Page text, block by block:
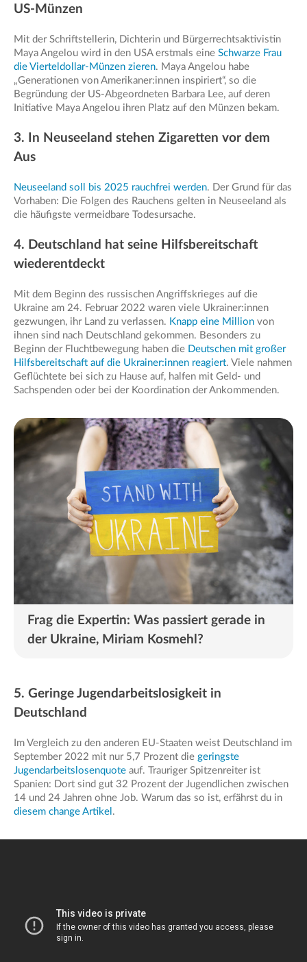
US-Münzen
Mit der Schriftstellerin, Dichterin und Bürgerrechtsaktivistin
Maya Angelou wird in den USA erstmals eine Schwarze Frau
die Vierteldollar-Münzen zieren. Maya Angelou habe
„Generationen von Amerikaner:innen inspiriert“, so die
Begründung der US-Abgeordneten Barbara Lee, auf deren
Initiative Maya Angelou ihren Platz auf den Münzen bekam.
3. In Neuseeland stehen Zigaretten vor dem
Aus
Neuseeland soll bis 2025 rauchfrei werden. Der Grund für das
Vorhaben: Die Folgen des Rauchens gelten in Neuseeland als
die häufigste vermeidbare Todesursache.
4. Deutschland hat seine Hilfsbereitschaft
wiederentdeckt
Mit dem Beginn des russischen Angriffskrieges auf die
Ukraine am 24. Februar 2022 waren viele Ukrainer:innen
gezwungen, ihr Land zu verlassen. Knapp eine Million von
ihnen sind nach Deutschland gekommen. Besonders zu
Beginn der Fluchtbewegung haben die Deutschen mit großer
Hilfsbereitschaft auf die Ukrainer:innen reagiert. Viele nahmen
Geflüchtete bei sich zu Hause auf, halfen mit Geld- und
Sachspenden oder bei der Koordination der Ankommenden.
Frag die Expertin: Was passiert gerade in
der Ukraine, Miriam Kosmehl?
5. Geringe Jugendarbeitslosigkeit in
Deutschland
Im Vergleich zu den anderen EU-Staaten weist Deutschland im
September 2022 mit nur 5,7 Prozent die geringste
Jugendarbeitslosenquote auf. Trauriger Spitzenreiter ist
Spanien: Dort sind gut 32 Prozent der Jugendlichen zwischen
14 und 24 Jahren ohne Job. Warum das so ist, erfährst du in
diesem change Artikel .